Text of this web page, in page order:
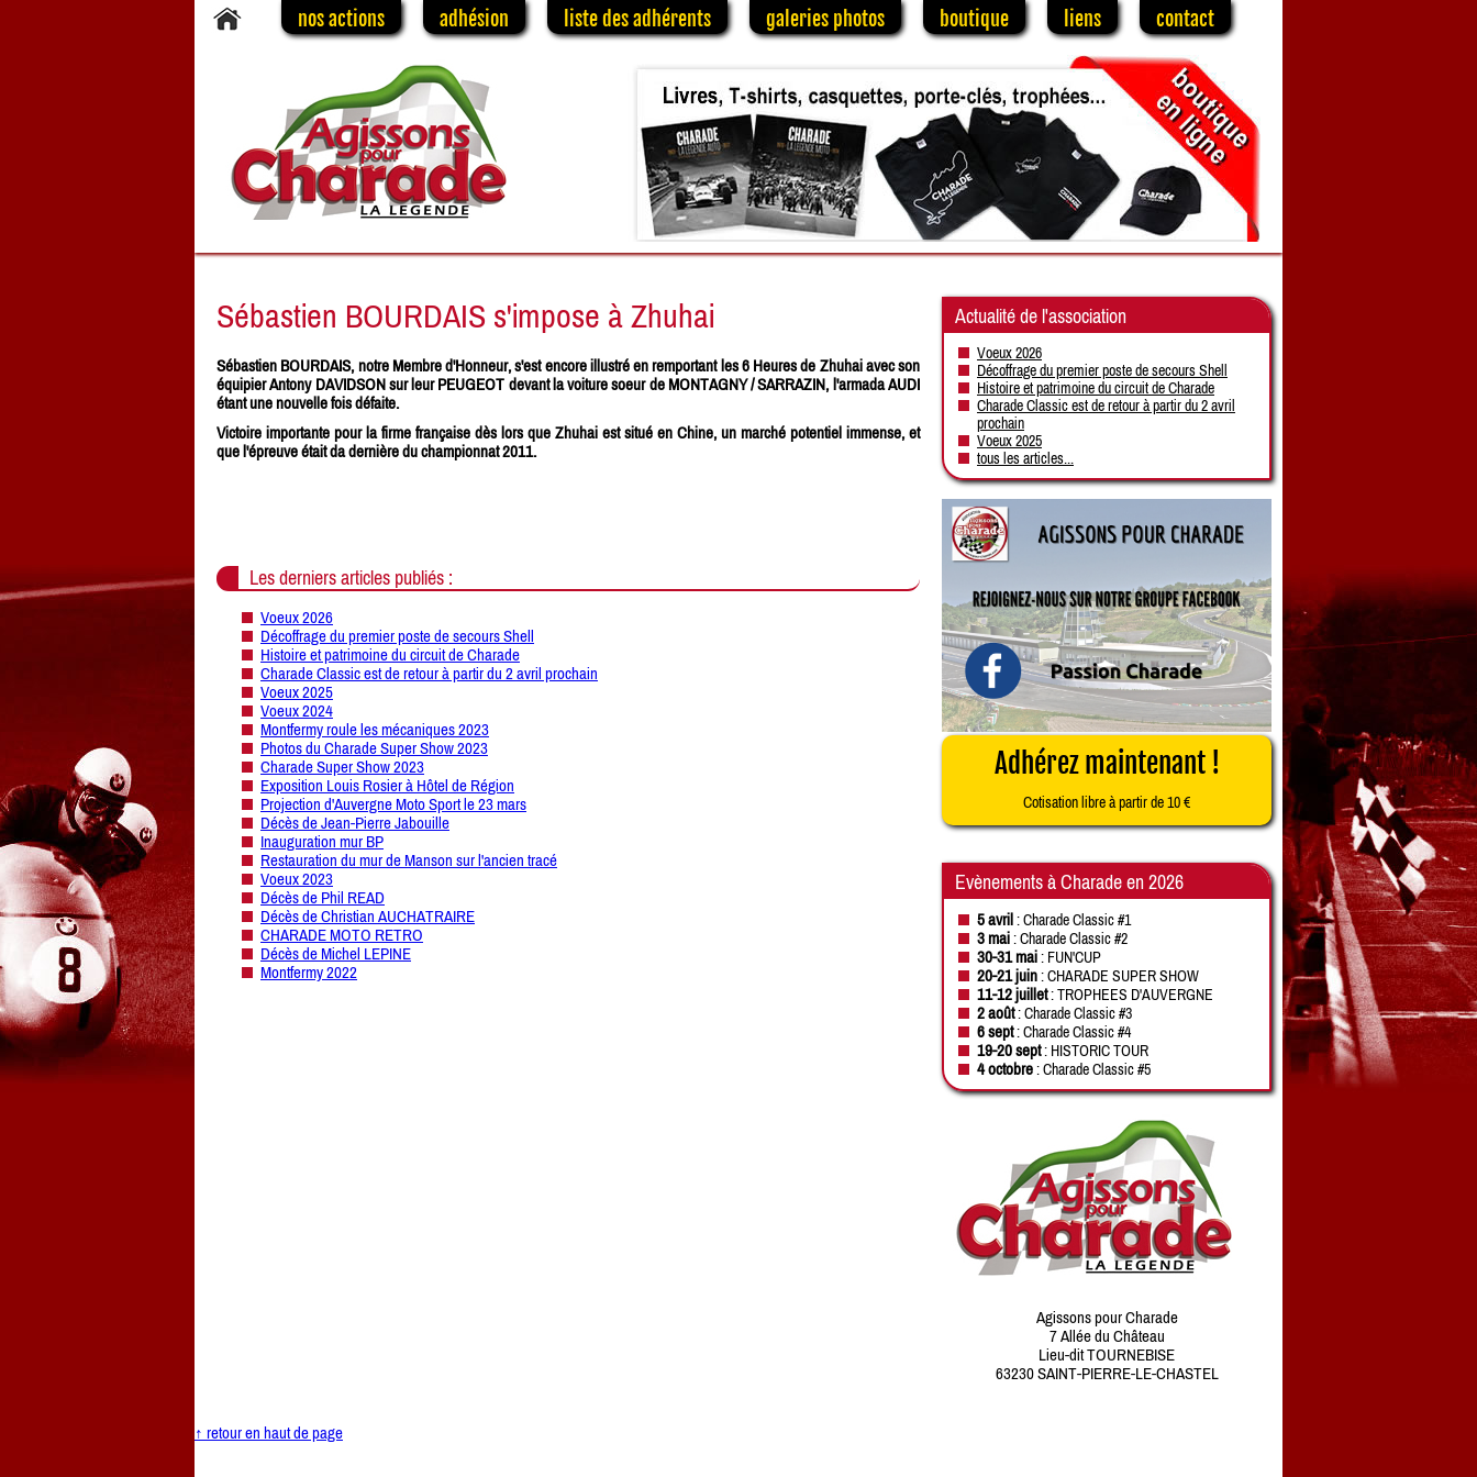
nos actions adhésion liste des adhérents galeries photos boutique liens contact
Sébastien BOURDAIS s'impose à Zhuhai
Sébastien BOURDAIS, notre Membre d'Honneur, s'est encore illustré en remportant les 6 Heures de Zhuhai avec son
équipier Antony DAVIDSON sur leur PEUGEOT devant la voiture soeur de MONTAGNY / SARRAZIN, l'armada AUDI
étant une nouvelle fois défaite.
Victoire importante pour la firme française dès lors que Zhuhai est situé en Chine, un marché potentiel immense, et
que l'épreuve était da dernière du championnat 2011.
Les derniers articles publiés :
Voeux 2026
Décoffrage du premier poste de secours Shell
Histoire et patrimoine du circuit de Charade
Charade Classic est de retour à partir du 2 avril prochain
Voeux 2025
Voeux 2024
Montfermy roule les mécaniques 2023
Photos du Charade Super Show 2023
Charade Super Show 2023
Exposition Louis Rosier à Hôtel de Région
Projection d'Auvergne Moto Sport le 23 mars
Décès de Jean-Pierre Jabouille
Inauguration mur BP
Restauration du mur de Manson sur l'ancien tracé
Voeux 2023
Décès de Phil READ
Décès de Christian AUCHATRAIRE
CHARADE MOTO RETRO
Décès de Michel LEPINE
Montfermy 2022
Actualité de l'association
Voeux 2026
Décoffrage du premier poste de secours Shell
Histoire et patrimoine du circuit de Charade
Charade Classic est de retour à partir du 2 avril
prochain
Voeux 2025
tous les articles...
Adhérez maintenant !
Cotisation libre à partir de 10 €
Evènements à Charade en 2026
5 avril: Charade Classic #1
3 mai: Charade Classic #2
30-31 mai: FUN'CUP
20-21 juin: CHARADE SUPER SHOW
11-12 juillet: TROPHEES D'AUVERGNE
2 août: Charade Classic #3
6 sept: Charade Classic #4
19-20 sept: HISTORIC TOUR
4 octobre: Charade Classic #5
Agissons pour Charade
7 Allée du Château
Lieu-dit TOURNEBISE
63230 SAINT-PIERRE-LE-CHASTEL
↑ retour en haut de page